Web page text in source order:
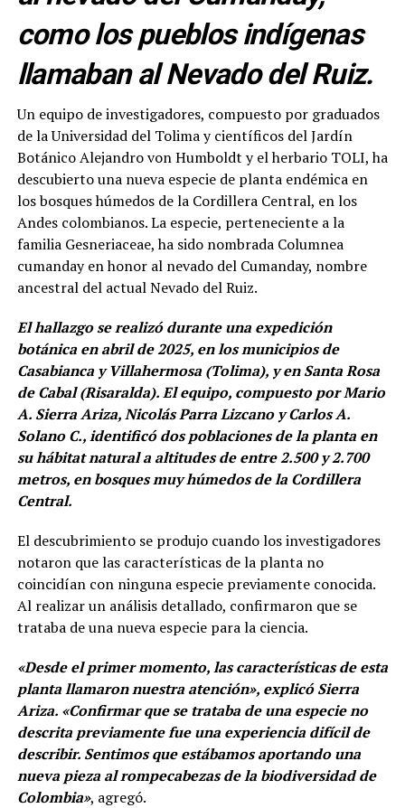
como los pueblos indígenas
llamaban al Nevado del Ruiz.
Un equipo de investigadores, compuesto por graduados
de la Universidad del Tolima y científicos del Jardín
Botánico Alejandro von Humboldt y el herbario TOLI, ha
descubierto una nueva especie de planta endémica en
los bosques húmedos de la Cordillera Central, en los
Andes colombianos. La especie, perteneciente a la
familia Gesneriaceae, ha sido nombrada Columnea
cumanday en honor al nevado del Cumanday, nombre
ancestral del actual Nevado del Ruiz.
El hallazgo se realizó durante una expedición
botánica en abril de 2025, en los municipios de
Casabianca y Villahermosa (Tolima), y en Santa Rosa
de Cabal (Risaralda). El equipo, compuesto por Mario
A. Sierra Ariza, Nicolás Parra Lizcano y Carlos A.
Solano C., identificó dos poblaciones de la planta en
su hábitat natural a altitudes de entre 2.500 y 2.700
metros, en bosques muy húmedos de la Cordillera
Central.
El descubrimiento se produjo cuando los investigadores
notaron que las características de la planta no
coincidían con ninguna especie previamente conocida.
Al realizar un análisis detallado, confirmaron que se
trataba de una nueva especie para la ciencia.
«Desde el primer momento, las características de esta
planta llamaron nuestra atención», explicó Sierra
Ariza. «Confirmar que se trataba de una especie no
descrita previamente fue una experiencia difícil de
describir. Sentimos que estábamos aportando una
nueva pieza al rompecabezas de la biodiversidad de
Colombia», agregó.